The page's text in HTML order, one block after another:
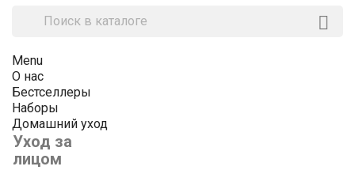

Menu
О нас
Бестселлеры
Наборы
Домашний уход
Уход за
лицом